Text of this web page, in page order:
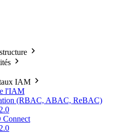
IAM
l'IAM
(RBAC, ABAC, ReBAC)
Connect